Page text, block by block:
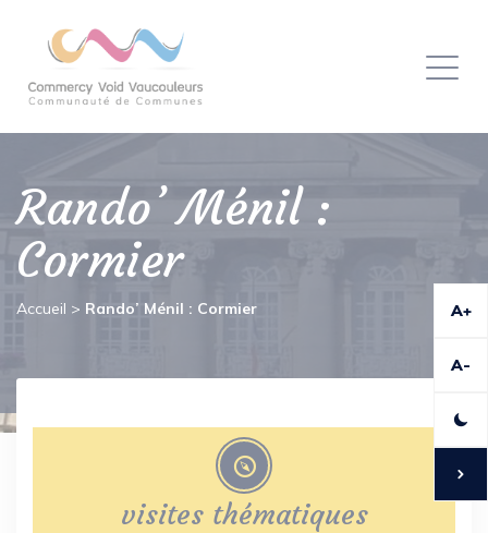
Rando’ Ménil :
Cormier
Accueil > Rando’ Ménil : Cormier
visites thématiques
A+
A-